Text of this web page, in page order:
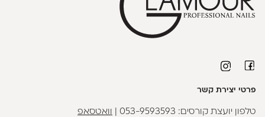
פרטי יצירת קשר
טלפון יועצת קורסים: 053-9593593 וואטסאפ